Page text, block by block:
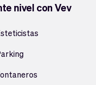
nivel con Vev